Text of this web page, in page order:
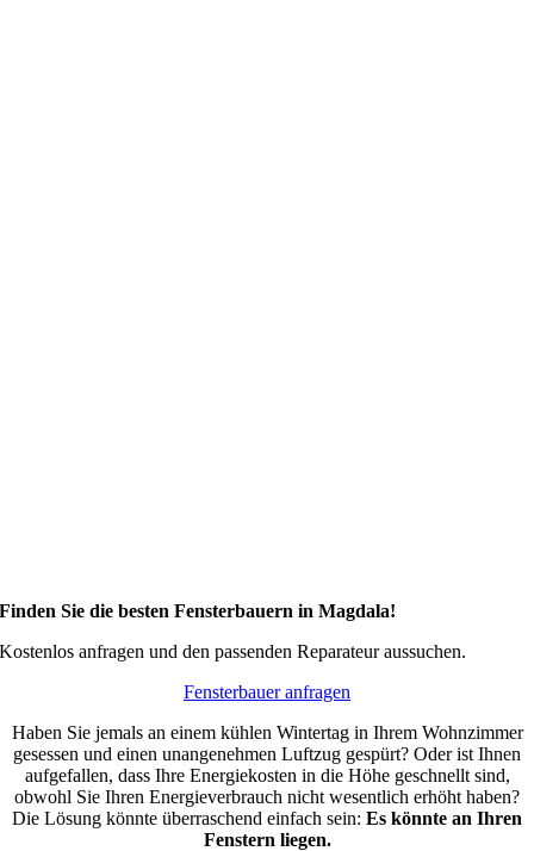
Finden Sie die besten Fensterbauern in Magdala!
Kostenlos anfragen und den passenden Reparateur aussuchen.
Fensterbauer anfragen
Haben Sie jemals an einem kühlen Wintertag in Ihrem Wohnzimmer
gesessen und einen unangenehmen Luftzug gespürt? Oder ist Ihnen
aufgefallen, dass Ihre Energiekosten in die Höhe geschnellt sind,
obwohl Sie Ihren Energieverbrauch nicht wesentlich erhöht haben?
Die Lösung könnte überraschend einfach sein: Es könnte an Ihren
Fenstern liegen.